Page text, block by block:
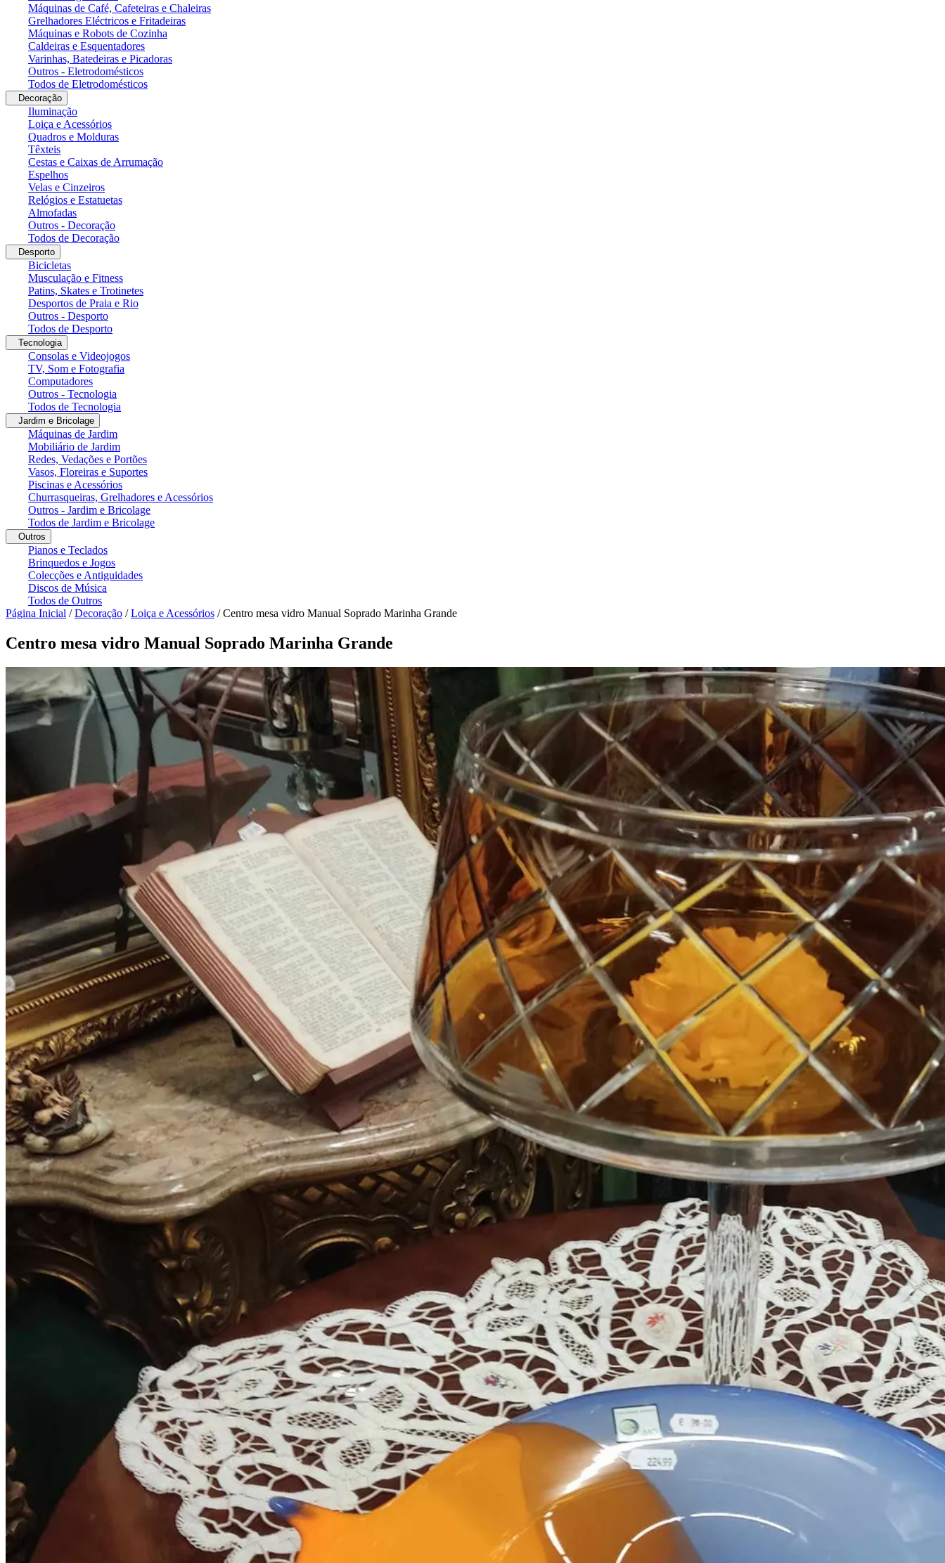
Máquinas de Café, Cafeteiras e Chaleiras
Grelhadores Eléctricos e Fritadeiras
Máquinas e Robots de Cozinha
Caldeiras e Esquentadores
Varinhas, Batedeiras e Picadoras
Outros - Eletrodomésticos
Todos de Eletrodomésticos
Decoração
Iluminação
Loiça e Acessórios
Quadros e Molduras
Têxteis
Cestas e Caixas de Arrumação
Espelhos
Velas e Cinzeiros
Relógios e Estatuetas
Almofadas
Outros - Decoração
Todos de Decoração
Desporto
Bicicletas
Musculação e Fitness
Patins, Skates e Trotinetes
Desportos de Praia e Rio
Outros - Desporto
Todos de Desporto
Tecnologia
Consolas e Videojogos
TV, Som e Fotografia
Computadores
Outros - Tecnologia
Todos de Tecnologia
Jardim e Bricolage
Máquinas de Jardim
Mobiliário de Jardim
Redes, Vedações e Portões
Vasos, Floreiras e Suportes
Piscinas e Acessórios
Churrasqueiras, Grelhadores e Acessórios
Outros - Jardim e Bricolage
Todos de Jardim e Bricolage
Outros
Pianos e Teclados
Brinquedos e Jogos
Colecções e Antiguidades
Discos de Música
Todos de Outros
Página Inicial /Decoração /Loiça e Acessórios /Centro mesa vidro Manual Soprado Marinha Grande
Centro mesa vidro Manual Soprado Marinha Grande